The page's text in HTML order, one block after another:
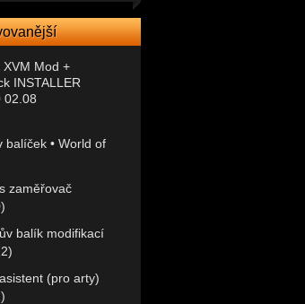
XVM Mod +
INSTALLER
02.08
balíček • World of
zaměřovač
balík modifikací
(pro arty)